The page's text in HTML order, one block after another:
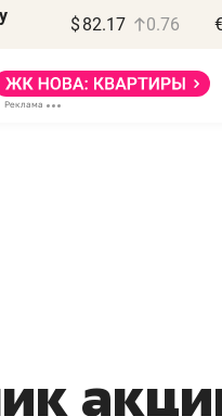
$ 82.17 0.76
бизнес может